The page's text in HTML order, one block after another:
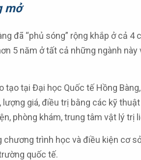
mở
đã “phủ sóng” rộng khắp ở cả
5 năm ở tất cả những ngành
tại Đại học Quốc tế Hồng
giá, điều trị bằng các kỹ
phòng khám, trung tâm vật lý trị
trình học và điều kiện cơ
quốc tế.